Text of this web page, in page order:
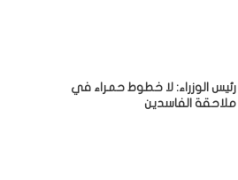
رئيس الوزراء: لا خطوط حمراء في
ملاحقة الفاسدين